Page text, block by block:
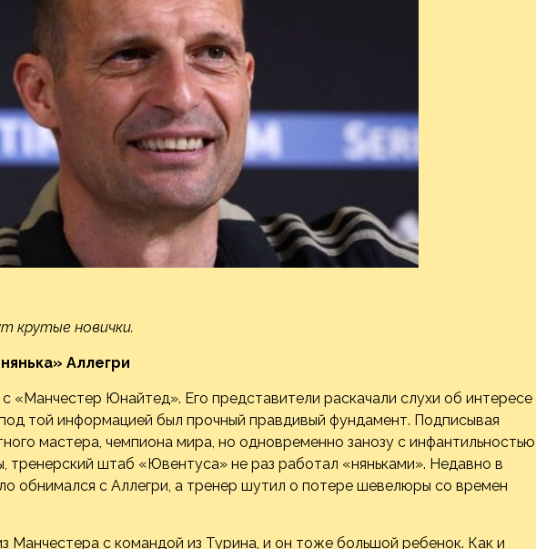
крутые новички.
Аллегри
«Манчестер Юнайтед». Его представители раскачали слухи об интересе
той информацией был прочный правдивый фундамент. Подписывая
мастера, чемпиона мира, но одновременно занозу с инфантильностью
тренерский штаб «Ювентуса» не раз работал «няньками». Недавно в
обнимался с Аллегри, а тренер шутил о потере шевелюры со времен
Манчестера с командой из Турина, и он тоже большой ребенок. Как и